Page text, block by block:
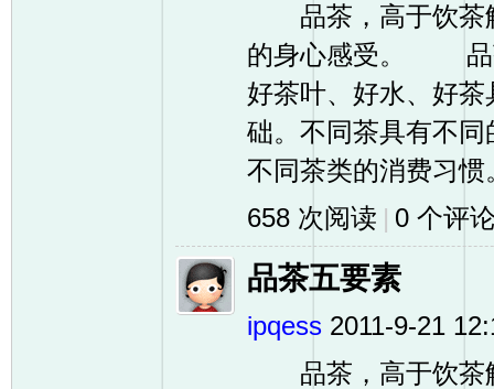
品茶，高于饮茶
的身心感受。 品茶
好茶叶、好水、好
础。不同茶具有不
不同茶类的消费习惯
658 次阅读 | 0个评
品茶五要素
ipqess 2011-9-21
品茶，高于饮茶